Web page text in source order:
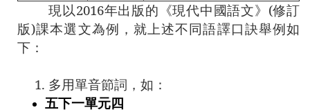
現以2016年出版的《現代中國語文》 (修訂
版)課本選文為例，就上述不同語譯口訣舉例如
下：
1. 多用單音節詞，如：
五下一單元四